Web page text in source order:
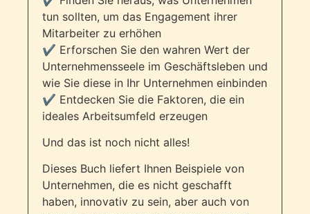
tun sollten, um das Engagement ihrer
Mitarbeiter zu erhöhen
✔️ Erforschen Sie den wahren Wert der
Unternehmensseele im Geschäftsleben und
wie Sie diese in Ihr Unternehmen einbinden
✔️ Entdecken Sie die Faktoren, die ein
ideales Arbeitsumfeld erzeugen
Und das ist noch nicht alles!
Dieses Buch liefert Ihnen Beispiele von
Unternehmen, die es nicht geschafft
haben, innovativ zu sein, aber auch von